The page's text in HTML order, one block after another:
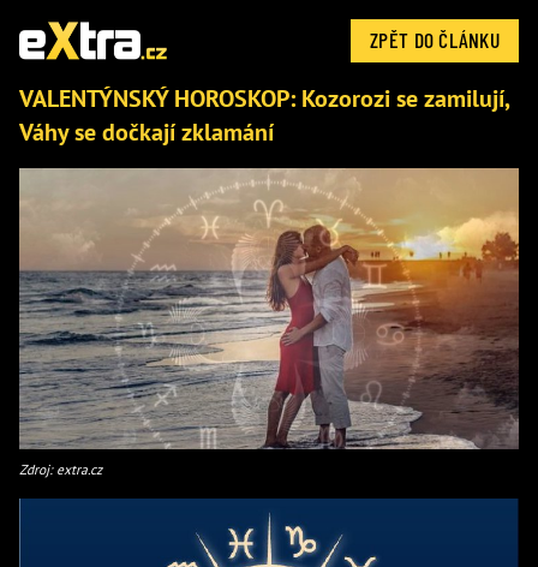
ZPĚT DO ČLÁNKU
VALENTÝNSKÝ HOROSKOP: Kozorozi se zamilují,
Váhy se dočkají zklamání
Zdroj: extra.cz